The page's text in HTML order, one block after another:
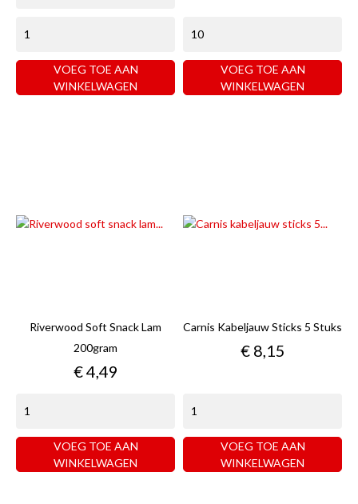
VOEG TOE AAN
WINKELWAGEN
VOEG TOE AAN
WINKELWAGEN
Riverwood Soft Snack Lam
200gram
Prijs
€ 4,49
VOEG TOE AAN
WINKELWAGEN
Carnis Kabeljauw Sticks 5 Stuks
Prijs
€ 8,15
VOEG TOE AAN
WINKELWAGEN